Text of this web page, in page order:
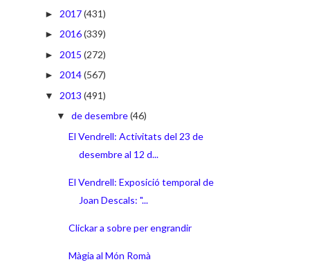
► 2017(431)
► 2016(339)
► 2015 (272)
► 2014(567)
▼ 2013 (491)
▼ de desembre(46)
El Vendrell: Activitats del 23 de
desembre al 12 d...
El Vendrell: Exposició temporal de
Joan Descals: "...
Clickar a sobre per engrandir
Màgia al Món Romà